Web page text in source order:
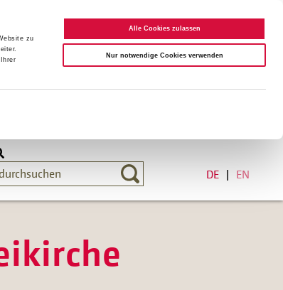
zu
Alle Cookies zulassen
Nur notwendige Cookies verwenden
DE EN